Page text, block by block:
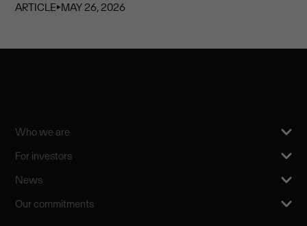
ARTICLE⏵MAY 26, 2026
Who we are
For investors
News
Our commitments